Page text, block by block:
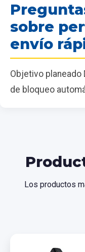
sobre
envío
Objetivo planeado
de bloqueo
Los productos